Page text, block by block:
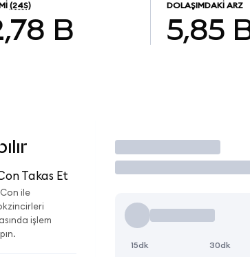
(24S)
B
DOLAŞIMDAKI ARZ
5,85
Takas Et
ile
işlem
İşlem Yap
15dk 30dk